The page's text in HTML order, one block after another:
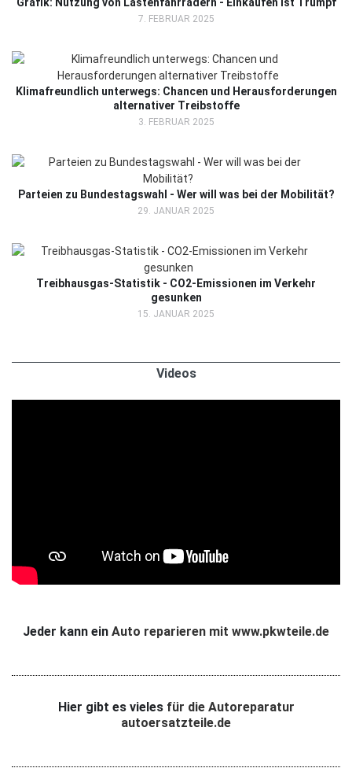
7. FEBRUAR 2025
Klimafreundlich unterwegs: Chancen und Herausforderungen
alternativer Treibstoffe
3. FEBRUAR 2025
Parteien zu Bundestagswahl - Wer will was bei der Mobilität?
29. JANUAR 2025
Treibhausgas-Statistik - CO2-Emissionen im Verkehr
gesunken
15. JANUAR 2025
Videos
Jeder kann ein Auto reparieren mit www.pkwteile.de
Hier gibt es vieles für die Autoreparatur
autoersatzteile.de